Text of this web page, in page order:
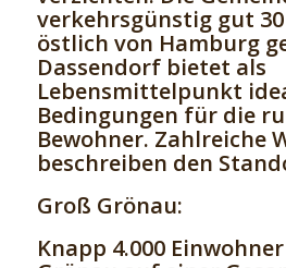
verkehrsgünstig gut
östlich von Hamburg
Dassendorf bietet als
Lebensmittelpunkt
Bedingungen für die
Bewohner. Zahlreiche
beschreiben den
Groß Grönau:
Knapp 4.000